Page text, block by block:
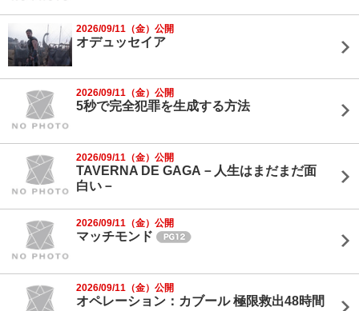
2026/09/11（金）公開
オデュッセイア
2026/09/11（金）公開
5秒で完全犯罪を生成する方法
2026/09/11（金）公開
TAVERNA DE GAGA－人生はまだまだ面
白い－
2026/09/11（金）公開
マッチモンド
2026/09/11（金）公開
オペレーション：カブール 極限救出48時間